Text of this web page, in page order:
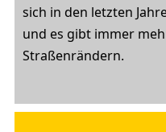
sich in den letzten
und es gibt immer
Straßenrändern.